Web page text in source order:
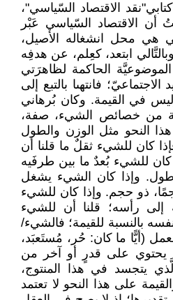
الاقتصاد السّياسي"،
أن الاقتصاد السّياسي عَبْر
هي محل انشغاله الأصيل،
ابتعد، كعِلم، عن هدفِه
الحاكمة لظاهرَتي
الاجتماعيّ؛ فانتهىا بالتبع إلى
في القيمة. وكان بُرهاني
من خصائص الشيء، صفة،
النحو مثل الوزن والطول
كان للشيء ثقلٌ ما قلنا أن
للشيء بُعدٌ ما بين طرفَيه
طول. وإذا كان الشيء يشغل
ذو حجم. وإذا كان للشيء
رأسه؛ قلنا أن للشيء
نفسه بالنسبة للقيمة؛ فالشيء/
(أيًّا ما كان: حُر، مُستَعبَد،
يحتوي على قدرٍ أو آخر من
يتجسد في هذا المنتوج،
على هذا النحو لا تعتمد